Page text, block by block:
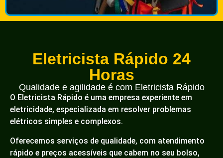
Eletricista Rápido 24
Horas
Qualidade e agilidade é com Eletricista Rápido
O Eletricista Rápido é uma empresa experiente em
eletricidade, especializada em resolver problemas
elétricos simples e complexos.
Oferecemos serviços de qualidade, com atendimento
rápido e preços acessíveis que cabem no seu bolso,